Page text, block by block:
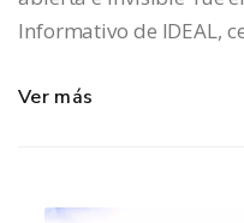
Informativo de IDEAL,
Ver más